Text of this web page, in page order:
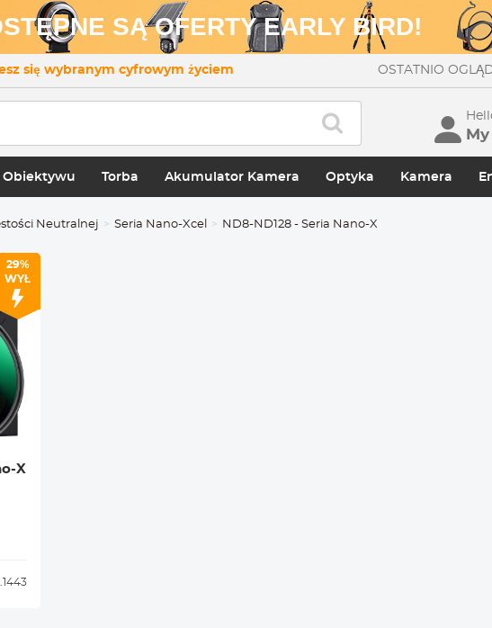
SĄ OFERTY EARLY BIRD!
się wybranym cyfrowym życiem OSTATNIO
Obiektywu Torba Akumulator Kamera Optyka Kamera
Neutralnej Seria Nano-Xcel ND8-ND128 - Seria Nano-X
29%
WYŁ
X